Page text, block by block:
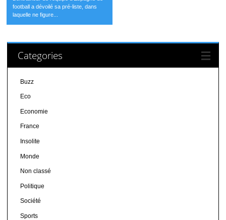
football a dévoilé sa pré-liste, dans
laquelle ne figure...
Categories
Buzz
Eco
Economie
France
Insolite
Monde
Non classé
Politique
Société
Sports